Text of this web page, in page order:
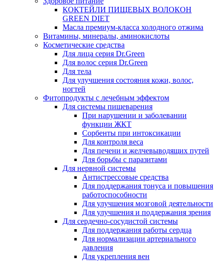
КОКТЕЙЛИ ПИЩЕВЫХ ВОЛОКОН
GREEN DIET
Масла премиум-класса холодного отжима
Витамины, минералы, аминокислоты
Косметические средства
Для лица серия Dr.Green
Для волос серия Dr.Green
Для тела
Для улучшения состояния кожи, волос,
ногтей
Фитопродукты с лечебным эффектом
Для системы пищеварения
При нарушении и заболевании
функции ЖКТ
Сорбенты при интоксикации
Для контроля веса
Для печени и желчевыводящих путей
Для борьбы с паразитами
Для нервной системы
Антистрессовые средства
Для поддержания тонуса и повышения
работоспособности
Для улучшения мозговой деятельности
Для улучшения и поддержания зрения
Для сердечно-сосудистой системы
Для поддержания работы сердца
Для нормализации артериального
давления
Для укрепления вен